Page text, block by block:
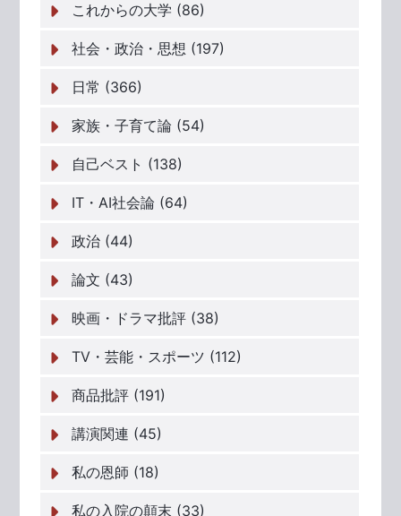
これからの大学 (86)
社会・政治・思想 (197)
日常 (366)
家族・子育て論 (54)
自己ベスト (138)
IT・AI社会論 (64)
政治 (44)
論文 (43)
映画・ドラマ批評 (38)
TV・芸能・スポーツ (112)
商品批評 (191)
講演関連 (45)
私の恩師 (18)
私の入院の顛末 (33)